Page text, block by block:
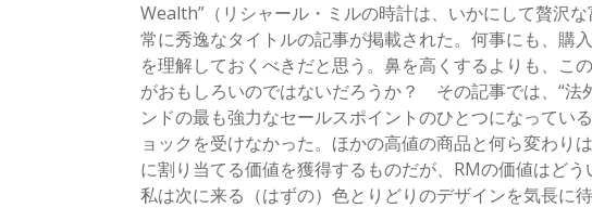
Wealth”（リシャール・ミルの時計は、いかにして贅沢
常に秀逸なタイトルの記事が掲載された。何事にも、購
を理解しておくべきだと思う。鼻を高くするよりも、こ
がおもしろいのではないだろうか？ その記事では、“法
ンドの最も強力なセールスポイントのひとつになってい
ョックを受けなかった。ほかの高値の商品と何ら変わり
に割り当てる価値を獲得するものだが、RMの価値はどう
私は次に来る（はずの）色とりどりのデザインを気長に